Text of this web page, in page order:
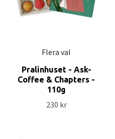
Flera val
Pralinhuset - Ask-
Coffee & Chapters -
110g
230 kr